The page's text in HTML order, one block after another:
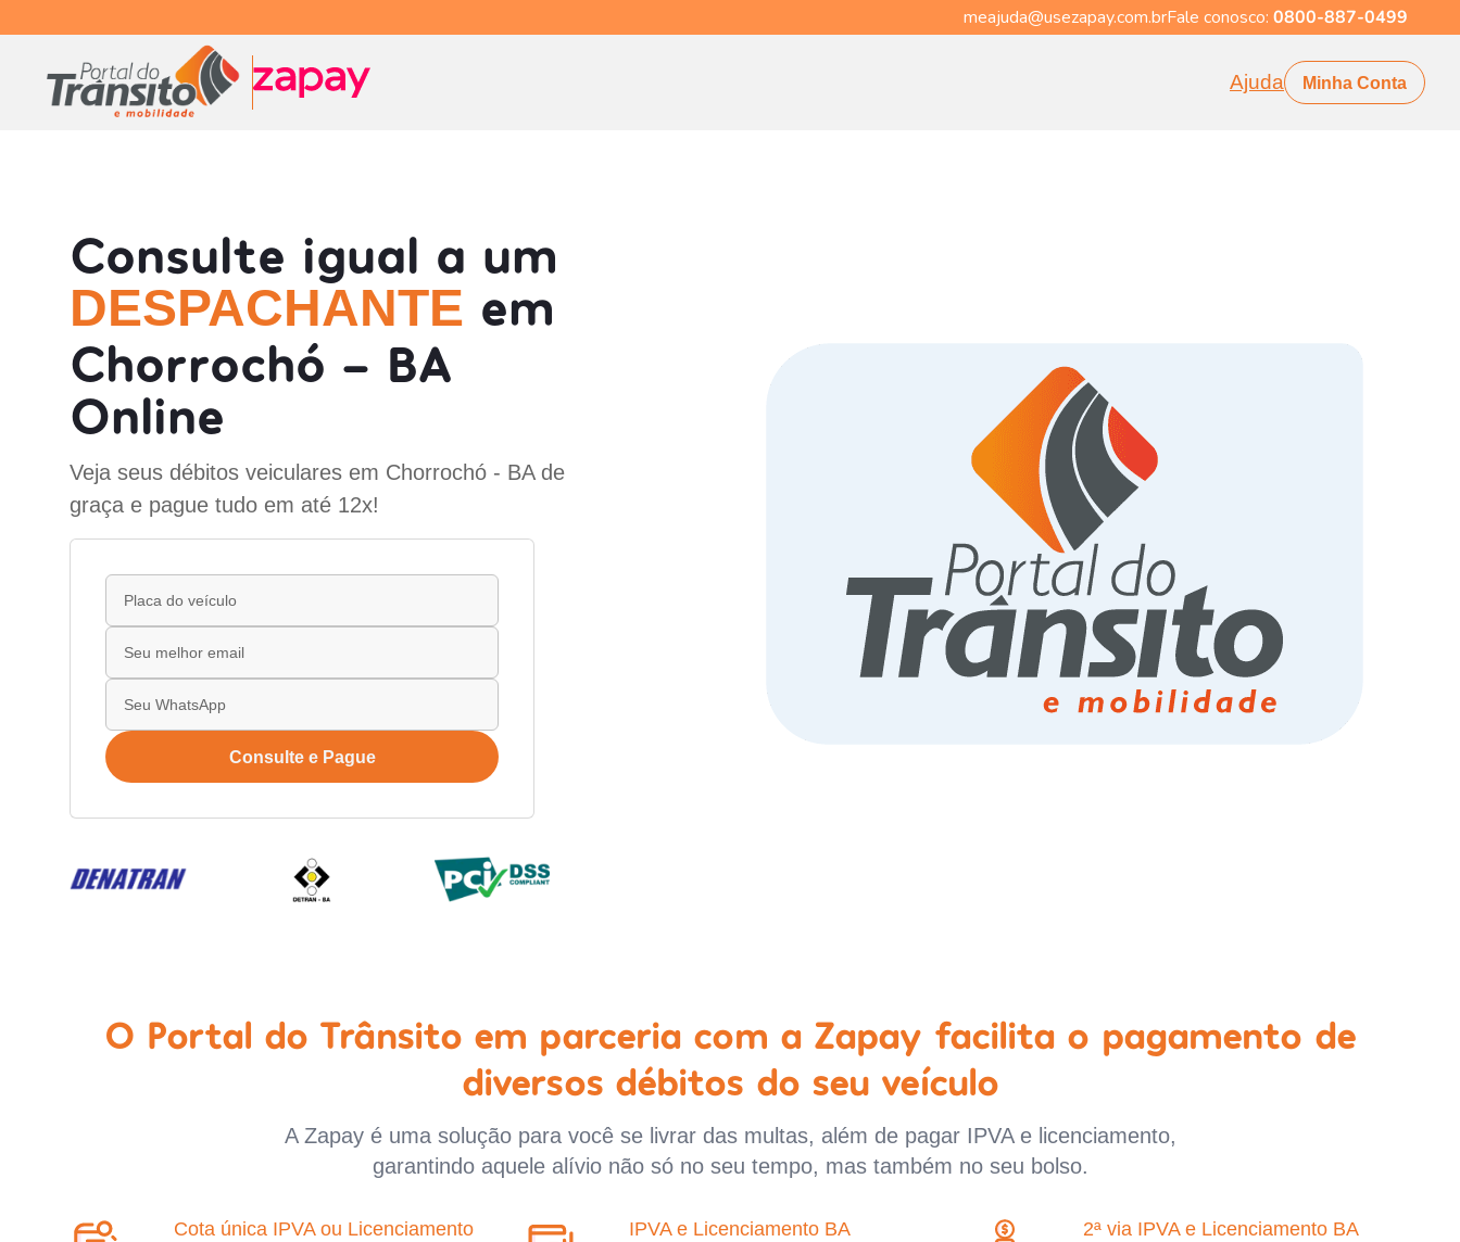
meajuda@usezapay.com.brFale conosco: 0800-887-0499
Ajuda Minha Conta
Consulte igual a um
DESPACHANTE em
Chorrochó - BA
Online
Veja seus débitos veiculares em Chorrochó - BA de
graça e pague tudo em até 12x!
Consulte e Pague
O Portal do Trânsito em parceria com a Zapay facilita o pagamento de
diversos débitos do seu veículo
A Zapay é uma solução para você se livrar das multas, além de pagar IPVA e licenciamento,
garantindo aquele alívio não só no seu tempo, mas também no seu bolso.
Cota única IPVA ou Licenciamento
IPVA e Licenciamento BA
2ª via IPVA e Licenciamento BA